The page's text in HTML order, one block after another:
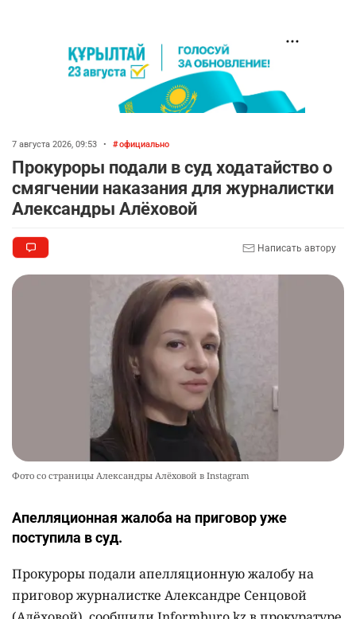
7 августа 2026, 09:53 • официально
Прокуроры подали в суд ходатайство о
смягчении наказания для журналистки
Александры Алёховой
Написать автору
Фото со страницы Александры Алёховой в Instagram
Апелляционная жалоба на приговор уже
поступила в суд.
Прокуроры подали апелляционную жалобу на
приговор журналистке Александре Сенцовой